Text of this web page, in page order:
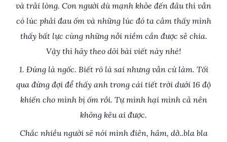
và trải lòng. Con người dù mạnh khỏe đến đâu thì vẫn
có lúc phải đau ốm và những lúc đó ta cảm thấy mình
thấy bất lực cùng những nỗi niềm cần được sẻ chia.
Vậy thì hãy theo dõi bài viết này nhé!
1. Đúng là ngốc. Biết rõ là sai nhưng vẫn cứ làm. Tối
qua đứng đợi để thấy anh trong cái tiết trời dưới 16 độ
khiến cho mình bị ốm rồi. Tự mình hại mình cả nên
không kêu ai được.
Chắc nhiều người sẽ nói mình điên, hâm, dở..bla bla